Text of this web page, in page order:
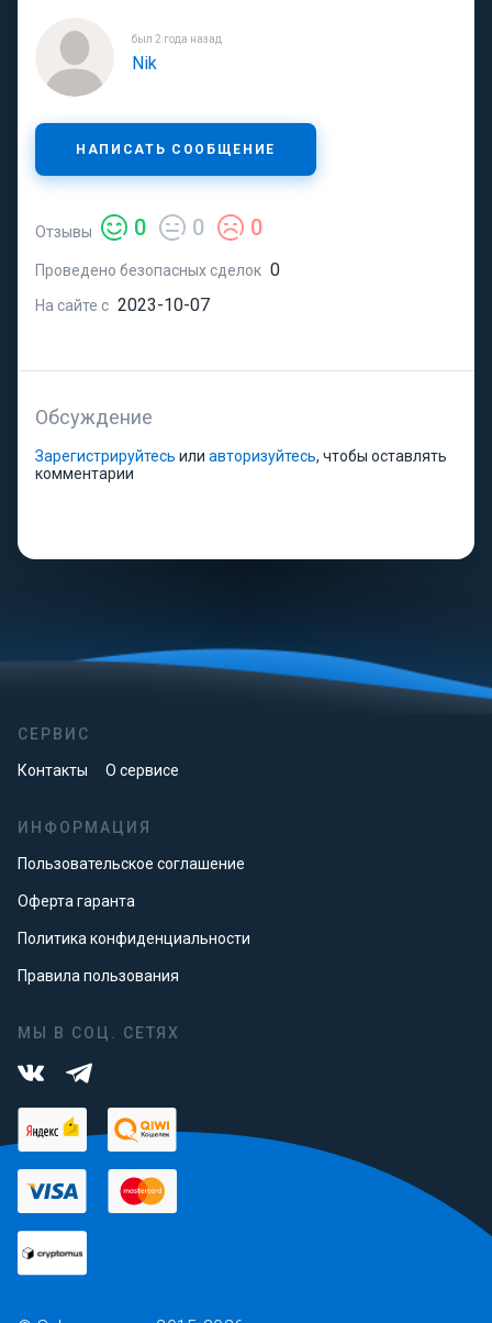
был 2 года назад
Nik
НАПИСАТЬ СООБЩЕНИЕ
Отзывы 0 0 0
Проведено безопасных сделок 0
На сайте с 2023-10-07
Обсуждение
Зарегистрируйтесь или авторизуйтесь, чтобы оставлять
комментарии
СЕРВИС
Контакты О сервисе
ИНФОРМАЦИЯ
Пользовательское соглашение
Оферта гаранта
Политика конфиденциальности
Правила пользования
МЫ В СОЦ. СЕТЯХ